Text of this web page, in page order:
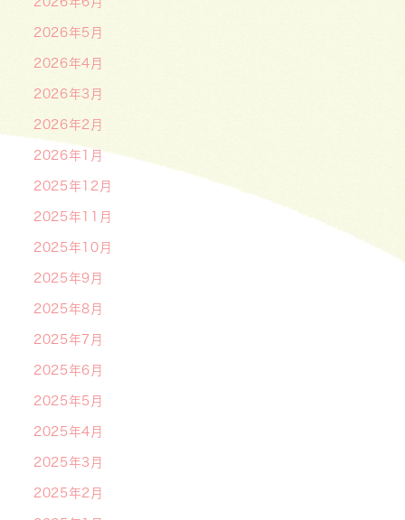
2026年5月
2026年4月
2026年3月
2026年2月
2026年1月
2025年12月
2025年11月
2025年10月
2025年9月
2025年8月
2025年7月
2025年6月
2025年5月
2025年4月
2025年3月
2025年2月